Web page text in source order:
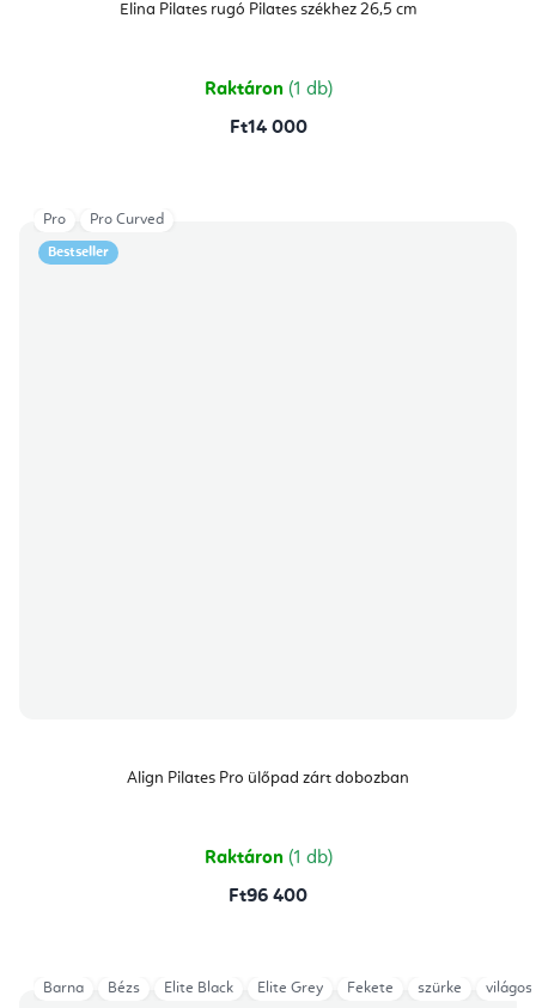
Elina Pilates rugó Pilates székhez 26,5 cm
Raktáron (1 db)
Ft14 000
Bestseller
Align Pilates Pro ülőpad zárt dobozban
Raktáron (1 db)
Ft96 400
Pro Pro Curved
Barna Bézs Elite Black Elite Grey Fekete szürke